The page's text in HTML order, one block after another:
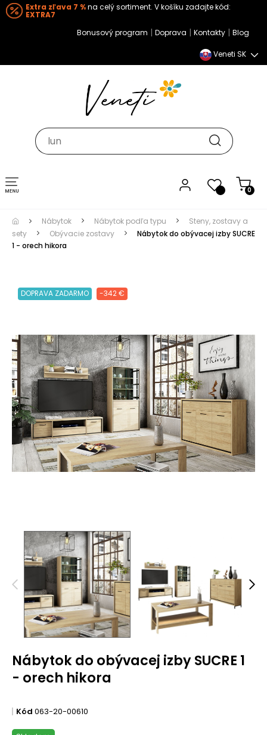
Extra zľava 7 %na celý sortiment. V košíku zadajte kód:
EXTRA7
Bonusový program | Doprava | Kontakty | Blog
Veneti SK
0
Toggle navigation
Nábytok Nábytok podľa typu
Steny, zostavy a
sety
Obývacie zostavy
Nábytok do obývacej izby SUCRE
1 - orech hikora
DOPRAVA ZADARMO -342 €
Nábytok do obývacej izby SUCRE 1
- orech hikora
Kód 063-20-00610